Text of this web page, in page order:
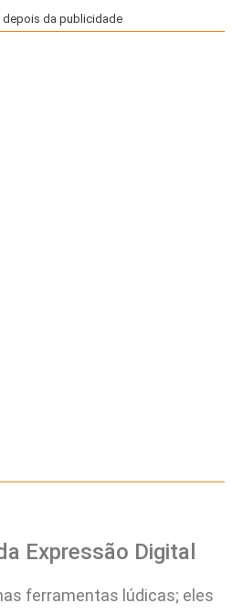
depois da publicidade
Expressão Digital
ferramentas lúdicas; eles